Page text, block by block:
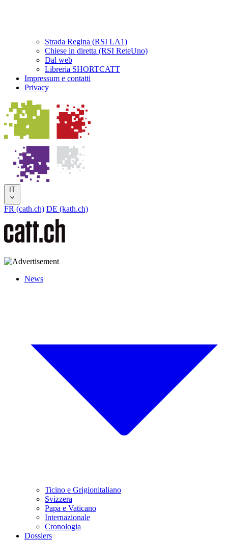
Strada Regina (RSI LA1)
Chiese in diretta (RSI ReteUno)
Dal web
Libreria SHORTCATT
Impressum e contatti
Privacy
IT
FR (cath.ch) DE (kath.ch)
News
Ticino e Grigionitaliano
Svizzera
Papa e Vaticano
Internazionale
Cronologia
Dossiers